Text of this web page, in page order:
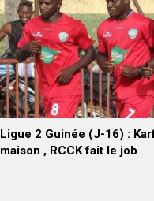
Ligue 2 Guinée (J-16) :
maison , RCCK fait le job